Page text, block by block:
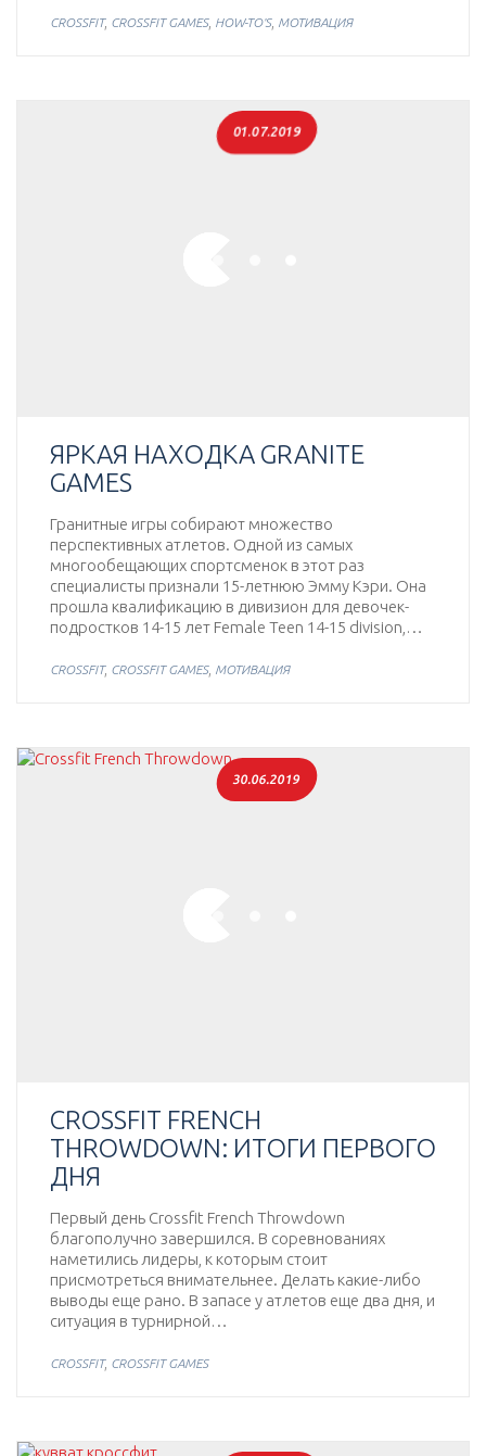
CROSSFIT, CROSSFIT GAMES, HOW-TO'S, МОТИВАЦИЯ
ЯРКАЯ НАХОДКА GRANITE
GAMES
Гранитные игры собирают множество
перспективных атлетов. Одной из самых
многообещающих спортсменок в этот раз
специалисты признали 15-летнюю Эмму Кэри. Она
прошла квалификацию в дивизион для девочек-
подростков 14-15 лет Female Teen 14-15 division,…
01.07.2019
CROSSFIT, CROSSFIT GAMES, МОТИВАЦИЯ
CROSSFIT FRENCH
THROWDOWN: ИТОГИ ПЕРВОГО
ДНЯ
Первый день Crossfit French Throwdown
благополучно завершился. В соревнованиях
наметились лидеры, к которым стоит
присмотреться внимательнее. Делать какие-либо
выводы еще рано. В запасе у атлетов еще два дня, и
ситуация в турнирной…
30.06.2019
CROSSFIT, CROSSFIT GAMES